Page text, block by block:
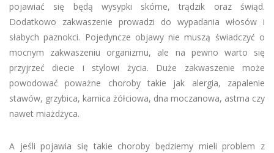
pojawiać się będą wysypki skórne, trądzik oraz świąd.
Dodatkowo zakwaszenie prowadzi do wypadania włosów i
słabych paznokci. Pojedyncze objawy nie muszą świadczyć o
mocnym zakwaszeniu organizmu, ale na pewno warto się
przyjrzeć diecie i stylowi życia. Duże zakwaszenie może
powodować poważne choroby takie jak alergia, zapalenie
stawów, grzybica, kamica żółciowa, dna moczanowa, astma czy
nawet miażdżyca.
A jeśli pojawia się takie choroby będziemy mieli problem z